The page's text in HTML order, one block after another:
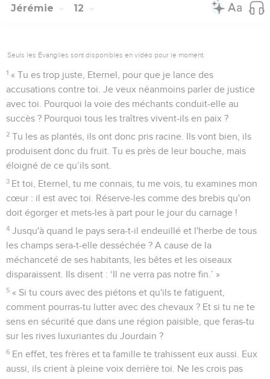
Jérémie 12
Seuls les Évangiles sont disponibles en vidéo pour le moment.
1 « Tu es trop juste, Eternel, pour que je lance des
accusations contre toi. Je veux néanmoins parler de justice
avec toi. Pourquoi la voie des méchants conduit-elle au
succès ? Pourquoi tous les traîtres vivent-ils en paix ?
2 Tu les as plantés, ils ont donc pris racine. Ils vont bien, ils
produisent donc du fruit. Tu es près de leur bouche, mais
éloigné de ce qu’ils sont.
3 Et toi, Eternel, tu me connais, tu me vois, tu examines mon
cœur : il est avec toi. Réserve-les comme des brebis qu'on
doit égorger et mets-les à part pour le jour du carnage !
4 Jusqu'à quand le pays sera-t-il endeuillé et l'herbe de tous
les champs sera-t-elle desséchée ? A cause de la
méchanceté de ses habitants, les bêtes et les oiseaux
disparaissent. Ils disent : ‘Il ne verra pas notre fin.’ »
5 « Si tu cours avec des piétons et qu'ils te fatiguent,
comment pourras-tu lutter avec des chevaux ? Et si tu ne te
sens en sécurité que dans une région paisible, que feras-tu
sur les rives luxuriantes du Jourdain ?
6 En effet, tes frères et ta famille te trahissent eux aussi. Eux
aussi, ils crient à pleine voix derrière toi. Ne les crois pas